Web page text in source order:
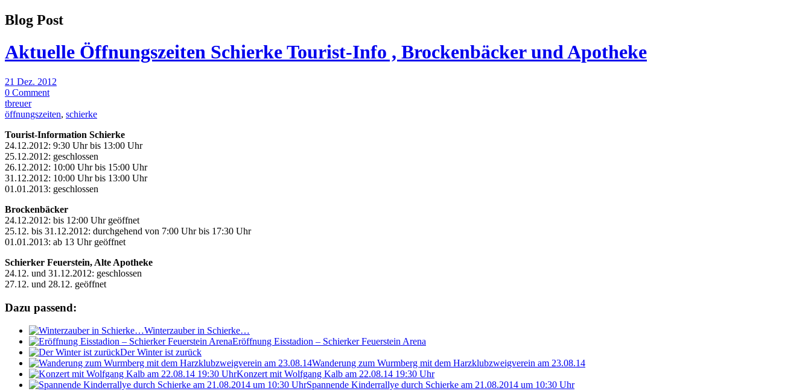
Blog Post
Aktuelle Öffnungszeiten Schierke Tourist-Info , Brockenbäcker und Apotheke
21 Dez. 2012
0 Comment
tbreuer
öffnungszeiten, schierke
Tourist-Information Schierke
24.12.2012: 9:30 Uhr bis 13:00 Uhr
25.12.2012: geschlossen
26.12.2012: 10:00 Uhr bis 15:00 Uhr
31.12.2012: 10:00 Uhr bis 13:00 Uhr
01.01.2013: geschlossen
Brockenbäcker
24.12.2012: bis 12:00 Uhr geöffnet
25.12. bis 31.12.2012: durchgehend von 7:00 Uhr bis 17:30 Uhr
01.01.2013: ab 13 Uhr geöffnet
Schierker Feuerstein, Alte Apotheke
24.12. und 31.12.2012: geschlossen
27.12. und 28.12. geöffnet
Dazu passend:
Winterzauber in Schierke…
Eröffnung Eisstadion – Schierker Feuerstein Arena
Der Winter ist zurück
Wanderung zum Wurmberg mit dem Harzklubzweigverein am 23.08.14
Konzert mit Wolfgang Kalb am 22.08.14 19:30 Uhr
Spannende Kinderrallye durch Schierke am 21.08.2014 um 10:30 Uhr